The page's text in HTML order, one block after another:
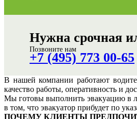
Нужна срочная
Позвоните нам
+7 (495) 773 00-65
В нашей компании работают
качество работы, оперативность и
Мы готовы выполнить эвакуацию в
в том, что эвакуатор прибудет по
ПОЧЕМУ КЛИЕНТЫ